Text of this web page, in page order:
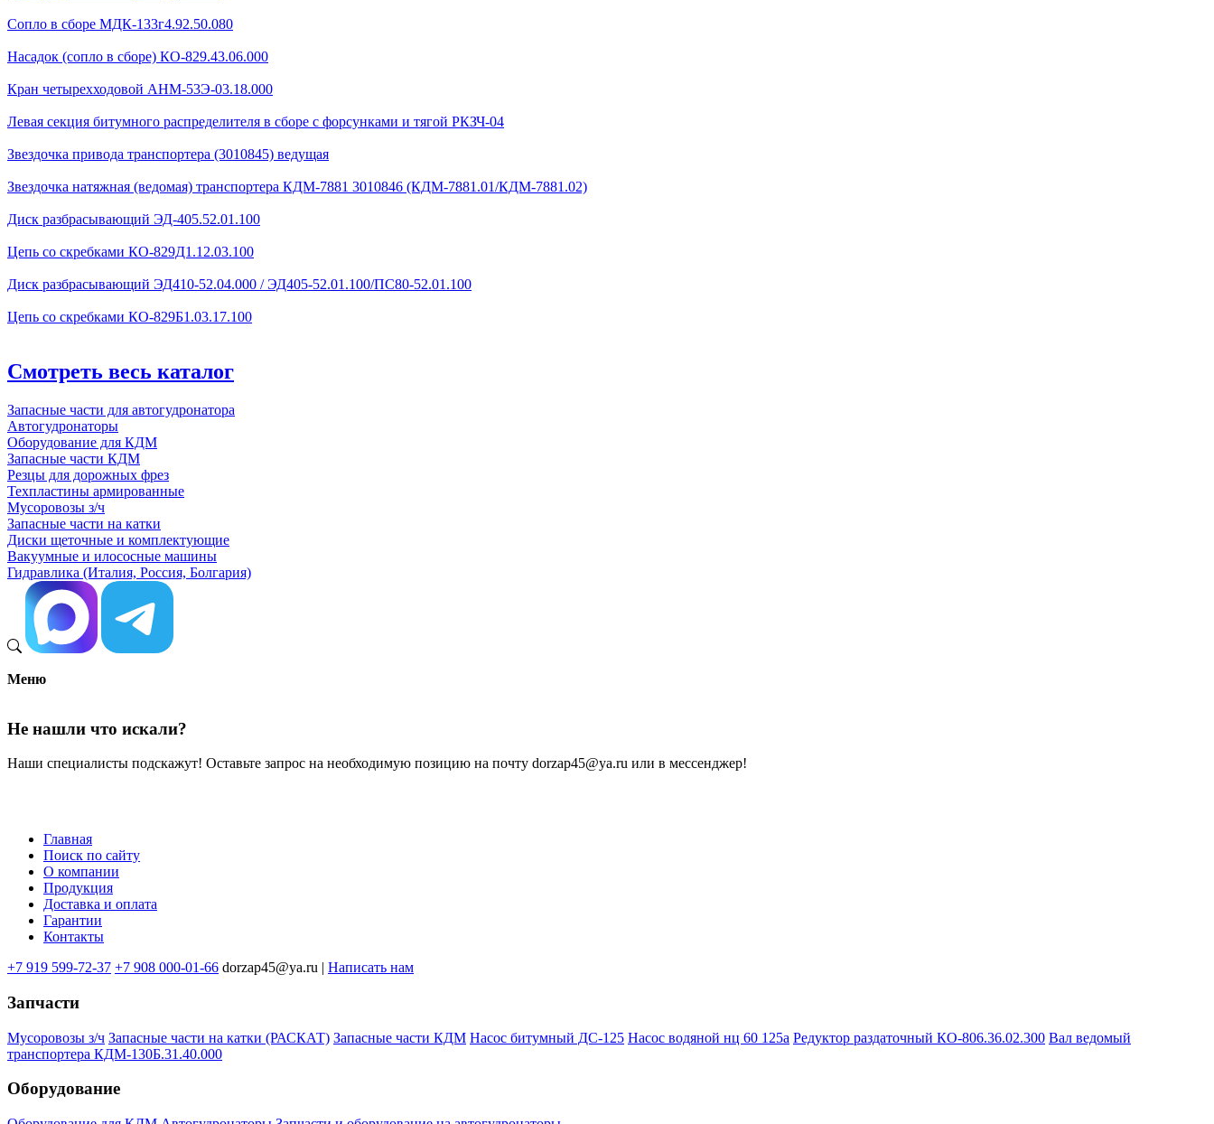
Сопло в сборе МДК-133г4.92.50.080
Насадок (сопло в сборе) КО-829.43.06.000
Кран четырехходовой AHМ-53Э-03.18.000
Левая секция битумного распределителя в сборе с форсунками и тягой РКЗЧ-04
Звездочка привода транспортера (3010845) ведущая
Звездочка натяжная (ведомая) транспортера КДМ-7881 3010846 (КДМ-7881.01/КДМ-7881.02)
Диск разбрасывающий ЭД-405.52.01.100
Цепь со скребками КО-829Д1.12.03.100
Диск разбрасывающий ЭД410-52.04.000 / ЭД405-52.01.100/ПС80-52.01.100
Цепь со скребками КО-829Б1.03.17.100
Смотреть весь каталог
Запасные части для автогудронатора
Автогудронаторы
Оборудование для КДМ
Запасные части КДМ
Резцы для дорожных фрез
Техпластины армированные
Мусоровозы з/ч
Запасные части на катки
Диски щеточные и комплектующие
Вакуумные и илососные машины
Гидравлика (Италия, Россия, Болгария)
Меню
Не нашли что искали?
Наши специалисты подскажут! Оставьте запрос на необходимую позицию на почту dorzap45@ya.ru или в мессенджер!
Меню
подвале
Главная
Поиск по сайту
О компании
Продукция
Доставка и оплата
Гарантии
Контакты
+7 919 599-72-37 +7 908 000-01-66 dorzap45@ya.ru | Написать нам
Запчасти
Мусоровозы з/ч Запасные части на катки (РАСКАТ) Запасные части КДМ Насос битумный ДС-125 Насос водяной нц 60 125а Редуктор раздаточный КО-806.36.02.300 Вал ведомый
транспортера КДМ-130Б.31.40.000
Оборудование